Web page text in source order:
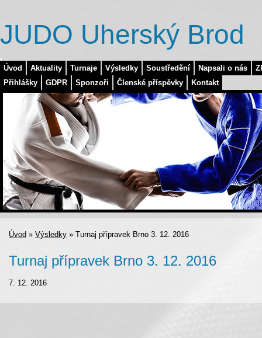
Úvod Aktuality Turnaje Výsledky Soustředění Napsali o nás
Přihlášky
GDPR Sponzoři Členské příspěvky Kontakt
JUDO Uherský Brod
Úvod » Výsledky » Turnaj přípravek Brno 3. 12. 2016
Turnaj přípravek Brno 3. 12. 2016
7. 12. 2016